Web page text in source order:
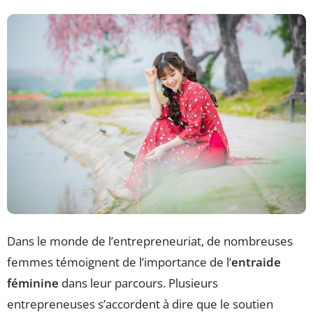
Dans le monde de l’entrepreneuriat, de nombreuses
femmes témoignent de l’importance de l’entraide
féminine dans leur parcours. Plusieurs
entrepreneuses s’accordent à dire que le soutien